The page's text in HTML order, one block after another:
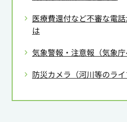
医療費還付など不審な電
は
気象警報・注意報（気象庁
防災カメラ（河川等のライ